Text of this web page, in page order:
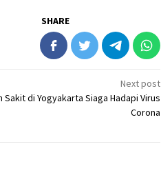
SHARE
Next post
Sakit di Yogyakarta Siaga Hadapi Virus
Corona